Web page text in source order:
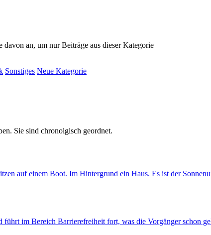
an, um nur Beiträge aus dieser Kategorie
Sonstiges Neue Kategorie
Sie sind chronolgisch geordnet.
im Bereich Barrierefreiheit fort, was die Vorgänger schon